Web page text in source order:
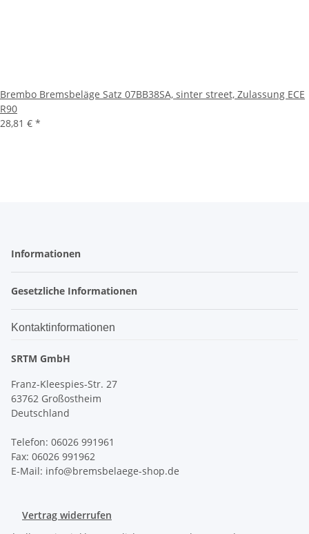
Brembo Bremsbeläge Satz 07BB38SA, sinter street, Zulassung ECE
R90
28,81 € *
Informationen
Gesetzliche Informationen
Kontaktinformationen
SRTM GmbH
Franz-Kleespies-Str. 27
63762 Großostheim
Deutschland
Telefon: 06026 991961
Fax: 06026 991962
E-Mail: info@bremsbelaege-shop.de
Vertrag widerrufen